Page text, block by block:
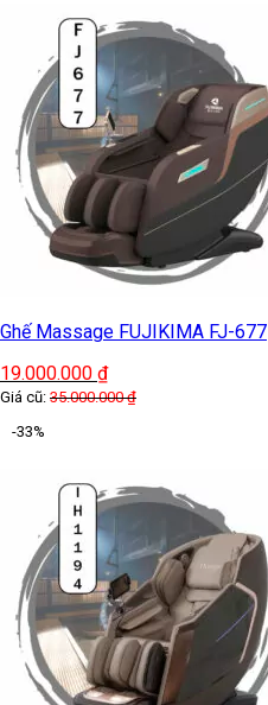
Ghế Massage FUJIKIMA FJ-677
19.000.000 ₫
Giá cũ: 35.000.000₫
-33%